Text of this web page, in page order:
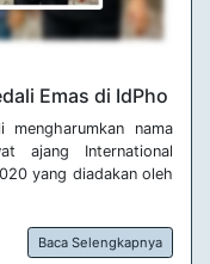
Emas di IdPho
nama
ajang International
yang diadakan oleh
Baca Selengkapnya